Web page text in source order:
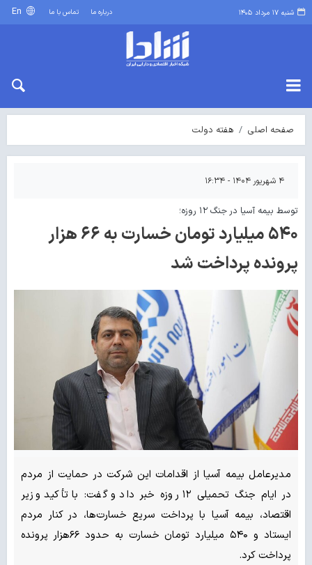
شنبه ۱۷ مرداد ۱۴۰۵ درباره ما تماس با ما
صفحه اصلی هفته دولت
۴ شهریور ۱۴۰۴ - ۱۶:۳۴
توسط بیمه آسیا در جنگ ۱۲ روزه؛
۵۴۰ میلیارد تومان خسارت به ۶۶ هزار
پرونده پرداخت شد
مدیرعامل بیمه آسیا از اقدامات این شرکت در حمایت از مردم
در ایام جنگ تحمیلی ۱۲ روزه خبر داد و گفت: با تأکید وزیر
اقتصاد، بیمه آسیا با پرداخت سریع خسارت‌ها، در کنار مردم
ایستاد و ۵۴۰ میلیارد تومان خسارت به حدود ۶۶هزار پرونده
پرداخت کرد.